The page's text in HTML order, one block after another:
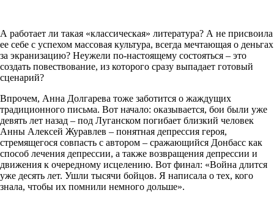
А работает ли такая «классическая» литература? А не присвоила
ее себе с успехом массовая культура, всегда мечтающая о деньгах
за экранизацию? Неужели по-настоящему состояться – это
создать повествование, из которого сразу выпадает готовый
сценарий?
Впрочем, Анна Долгарева тоже заботится о жаждущих
традиционного письма. Вот начало: оказывается, бои были уже
девять лет назад – под Луганском погибает близкий человек
Анны Алексей Журавлев – понятная депрессия героя,
стремящегося совпасть с автором – сражающийся Донбасс как
способ лечения депрессии, а также возвращения депрессии и
движения к очередному исцелению. Вот финал: «Война длится
уже десять лет. Ушли тысячи бойцов. Я написала о тех, кого
знала, чтобы их помнили немного дольше».